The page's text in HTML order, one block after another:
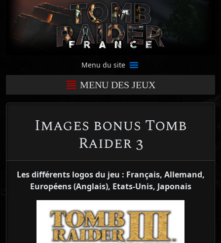
Menu du site
MENU DES JEUX
Images bonus Tomb
Raider 3
Les différents logos du jeu : Français, Allemand,
Européens (Anglais), Etats-Unis, Japonais